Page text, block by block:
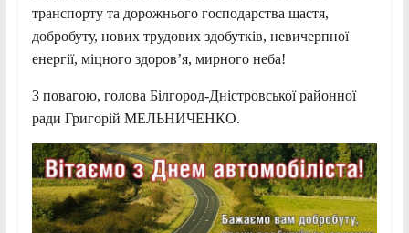
транспорту та дорожнього господарства щастя,
добробуту, нових трудових здобутків, невичерпної
енергії, міцного здоров’я, мирного неба!
З повагою, голова Білгород-Дністровської районної
ради Григорій МЕЛЬНИЧЕНКО.